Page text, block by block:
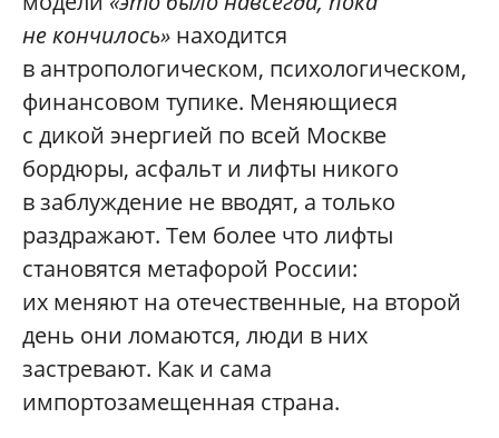
не кончилось» находится
в антропологическом, психологическом,
финансовом тупике. Меняющиеся
с дикой энергией по всей Москве
бордюры, асфальт и лифты никого
в заблуждение не вводят, а только
раздражают. Тем более что лифты
становятся метафорой России:
их меняют на отечественные, на второй
день они ломаются, люди в них
застревают. Как и сама
импортозамещенная страна.